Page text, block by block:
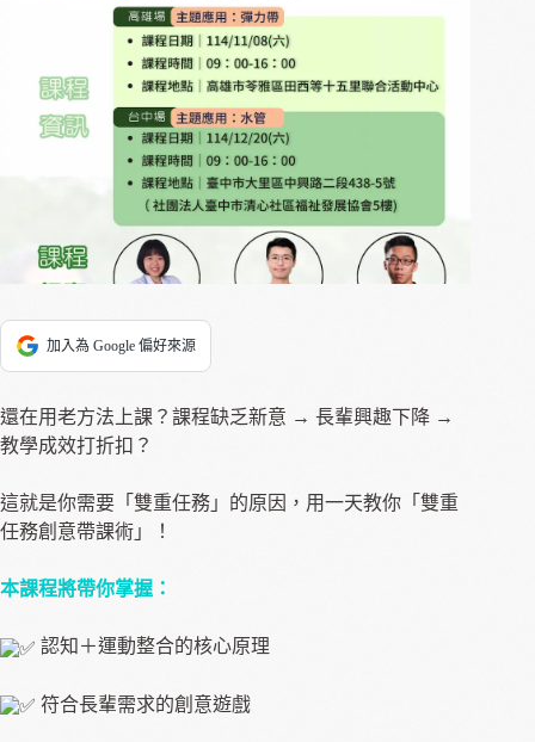
加入為 Google 偏好來源
還在用老方法上課？課程缺乏新意 → 長輩興趣下降 →
教學成效打折扣？
這就是你需要「雙重任務」的原因，用一天教你「雙重
任務創意帶課術」！
本課程將帶你掌握：
認知＋運動整合的核心原理
符合長輩需求的創意遊戲